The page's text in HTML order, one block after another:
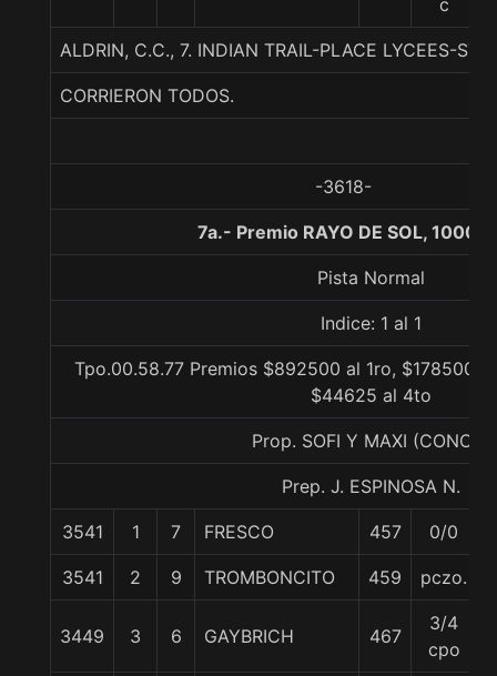
c
ALDRIN, C.C., 7. INDIAN TRAIL-PLACE LYCEES-
CORRIERON TODOS.
-3618-
7a.- Premio RAYO DE SOL, 1000
Pista Normal
Indice: 1 al 1
Tpo.00.58.77 Premios $892500 al 1ro, $178500
$44625 al 4to
Prop. SOFI Y MAXI (CONCE)
Prep. J. ESPINOSA N.
3541 1 7 FRESCO 457 0/0
3541 2 9 TROMBONCITO 459 pczo.
3449 3 6 GAYBRICH 467
3/4
cpo